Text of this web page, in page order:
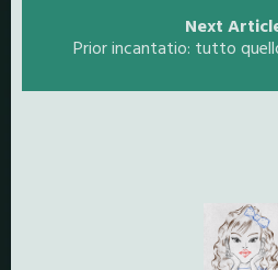
Next
Prior incantatio: tutto